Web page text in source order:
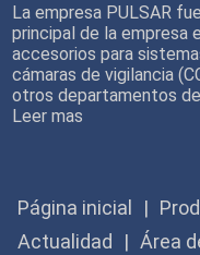
La empresa PULSAR
principal de la empresa
accesorios para
cámaras de vigilancia
otros departamentos
Leer mas
Página inicial
Actualidad
Área